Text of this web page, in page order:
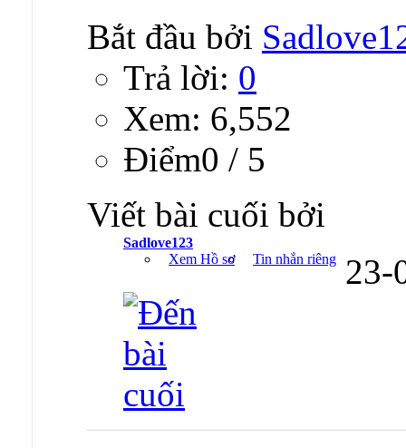
Bắt đầu bởi
Trả lời: 0
Xem: 6,552
Ðiểm0 / 5
Viết bài cuối bởi
Sadlove123
Xem Hồ sơ
Tin nhắn riêng 23-